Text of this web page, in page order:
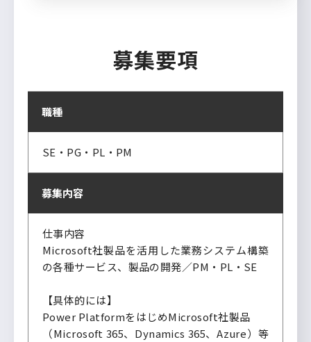
募集要項
職種
SE・PG・PL・PM
募集内容
仕事内容
Microsoft社製品を活用した業務システム構築
の各種サービス、製品の開発／PM・PL・SE
【具体的には】
Power PlatformをはじめMicrosoft社製品
（Microsoft 365、Dynamics 365、Azure）等